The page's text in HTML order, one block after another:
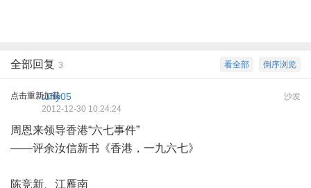
倒序浏览
看全部
全部回复 3
点击重新加载 沙发
tuffy05
2012-12-30 10:24:24
周恩来领导香港“六七事件”
——评余汝信新书《香港，一九六七》
陈竞新、江雁南